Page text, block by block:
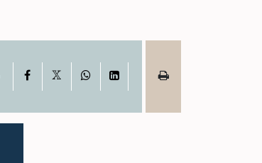
Facebook WhatsAppLinkedIn